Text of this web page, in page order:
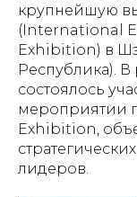
крупнейшую
(International
Exhibition) в
Республика). В
состоялось
мероприятии
Exhibition,
лидеров.